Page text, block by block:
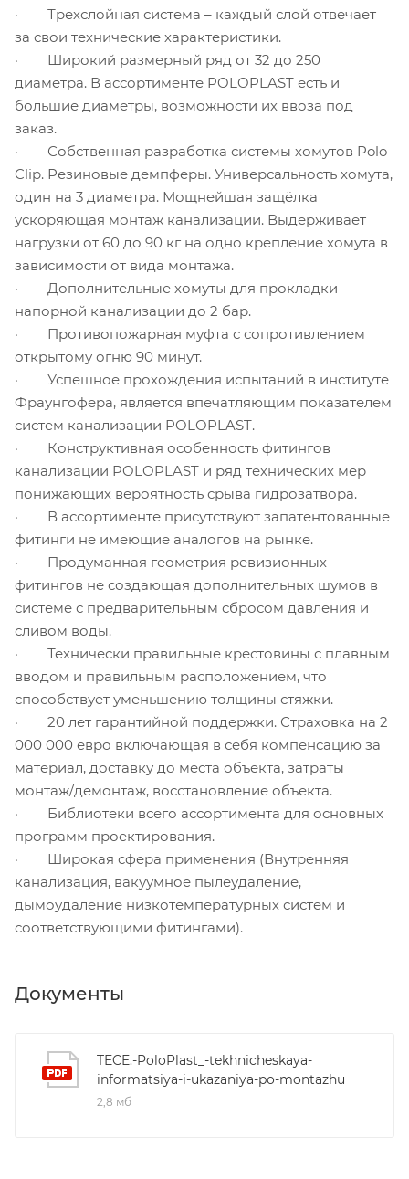
· Трехслойная система – каждый слой отвечает
за свои технические характеристики.
· Широкий размерный ряд от 32 до 250
диаметра. В ассортименте POLOPLAST есть и
большие диаметры, возможности их ввоза под
заказ.
· Собственная разработка системы хомутов Polo
Clip. Резиновые демпферы. Универсальность хомута,
один на 3 диаметра. Мощнейшая защёлка
ускоряющая монтаж канализации. Выдерживает
нагрузки от 60 до 90 кг на одно крепление хомута в
зависимости от вида монтажа.
· Дополнительные хомуты для прокладки
напорной канализации до 2 бар.
· Противопожарная муфта с сопротивлением
открытому огню 90 минут.
· Успешное прохождения испытаний в институте
Фраунгофера, является впечатляющим показателем
систем канализации POLOPLAST.
· Конструктивная особенность фитингов
канализации POLOPLAST и ряд технических мер
понижающих вероятность срыва гидрозатвора.
· В ассортименте присутствуют запатентованные
фитинги не имеющие аналогов на рынке.
· Продуманная геометрия ревизионных
фитингов не создающая дополнительных шумов в
системе с предварительным сбросом давления и
сливом воды.
· Технически правильные крестовины с плавным
вводом и правильным расположением, что
способствует уменьшению толщины стяжки.
· 20 лет гарантийной поддержки. Страховка на 2
000 000 евро включающая в себя компенсацию за
материал, доставку до места объекта, затраты
монтаж/демонтаж, восстановление объекта.
· Библиотеки всего ассортимента для основных
программ проектирования.
· Широкая сфера применения (Внутренняя
канализация, вакуумное пылеудаление,
дымоудаление низкотемпературных систем и
соответствующими фитингами).
Документы
TECE.-PoloPlast_-tekhnicheskaya-
informatsiya-i-ukazaniya-po-montazhu
2,8 мб